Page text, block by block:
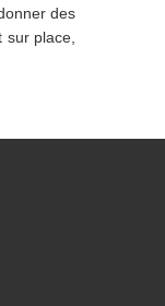
des
sur place,